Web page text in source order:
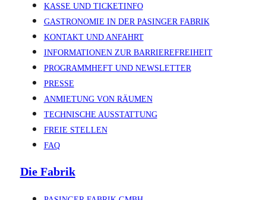
KASSE UND TICKETINFO
GASTRONOMIE IN DER PASINGER FABRIK
KONTAKT UND ANFAHRT
INFORMATIONEN ZUR BARRIEREFREIHEIT
PROGRAMMHEFT UND NEWSLETTER
PRESSE
ANMIETUNG VON RÄUMEN
TECHNISCHE AUSSTATTUNG
FREIE STELLEN
FAQ
Die Fabrik